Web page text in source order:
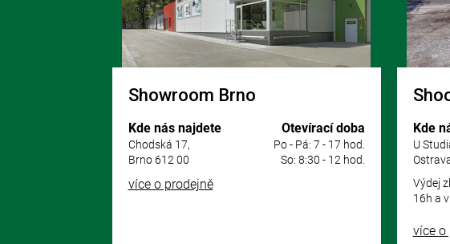
Showroom Brno
Kde nás najdete
Chodská 17,
Brno 612 00
Otevírací doba
Po - Pá: 7 - 17 hod.
So: 8:30 - 12 hod.
více o prodejně
Kde
U
Výdej
16h a
více o